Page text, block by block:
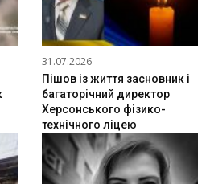
31.07.2026
Пішов із життя засновник і
багаторічний директор
Херсонського фізико-
технічного ліцею